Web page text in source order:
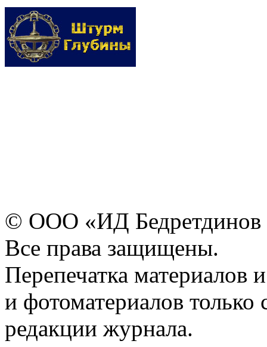
© ООО «ИД
Все права защищены.
Перепечатка материалов
и фотоматериалов
редакции журнала.